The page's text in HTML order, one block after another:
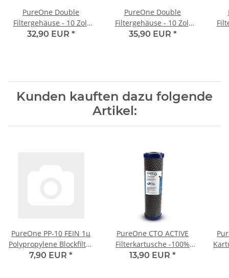
PureOne Double
Filtergehäuse - 10 Zoll
Inkl. Doppelnippel und
32,90 EUR *
PureOne Double
Filtergehäuse - 10 Zoll
Mit Teflonband und
35,90 EUR *
Kunden kauften dazu folgende
Artikel:
PureOne PP-10 FEIN 1µ
Polypropylene Blockfilter
für 10 Zoll Wasserfilter
7,90 EUR *
PureOne CTO ACTIVE
Filterkartusche -100%
Kokos Aktivkohleblock 1µ
13,90 EUR *